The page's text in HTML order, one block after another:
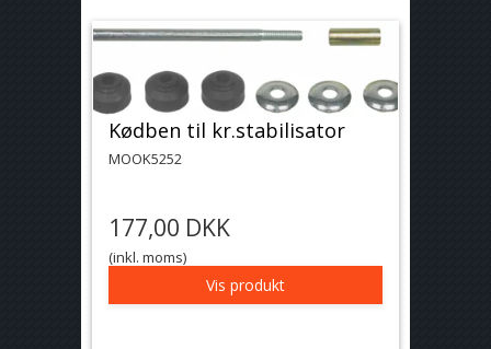
Kødben til kr.stabilisator
MOOK5252
177,00 DKK
(inkl. moms)
Vis produkt